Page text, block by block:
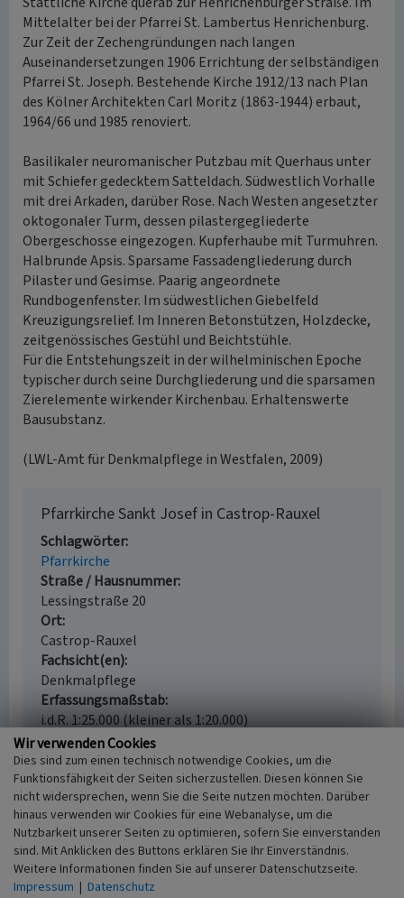
Mittelalter bei der Pfarrei St. Lambertus Henrichenburg.
Zur Zeit der Zechengründungen nach langen
Auseinandersetzungen 1906 Errichtung der selbständigen
Pfarrei St. Joseph. Bestehende Kirche 1912/13 nach Plan
des Kölner Architekten Carl Moritz (1863-1944) erbaut,
1964/66 und 1985 renoviert.
Basilikaler neuromanischer Putzbau mit Querhaus unter
mit Schiefer gedecktem Satteldach. Südwestlich Vorhalle
mit drei Arkaden, darüber Rose. Nach Westen angesetzter
oktogonaler Turm, dessen pilastergegliederte
Obergeschosse eingezogen. Kupferhaube mit Turmuhren.
Halbrunde Apsis. Sparsame Fassadengliederung durch
Pilaster und Gesimse. Paarig angeordnete
Rundbogenfenster. Im südwestlichen Giebelfeld
Kreuzigungsrelief. Im Inneren Betonstützen, Holzdecke,
zeitgenössisches Gestühl und Beichtstühle.
Für die Entstehungszeit in der wilhelminischen Epoche
typischer durch seine Durchgliederung und die sparsamen
Zierelemente wirkender Kirchenbau. Erhaltenswerte
Bausubstanz.
(LWL-Amt für Denkmalpflege in Westfalen, 2009)
Pfarrkirche Sankt Josef in Castrop-Rauxel
Schlagwörter
Pfarrkirche
Straße / Hausnummer
Lessingstraße 20
Ort
Castrop-Rauxel
Fachsicht(en)
Denkmalpflege
Erfassungsmaßstab
i.d.R. 1:25.000 (kleiner als 1:20.000)
Erfassungsmethode
keine Angabe
Historischer Zeitraum
Beginn 1912
Empfohlene Zitierweise
Wir verwenden Cookies
Dies sind zum einen technisch notwendige Cookies, um die
Funktionsfähigkeit der Seiten sicherzustellen. Diesen können Sie
nicht widersprechen, wenn Sie die Seite nutzen möchten. Darüber
hinaus verwenden wir Cookies für eine Webanalyse, um die
Nutzbarkeit unserer Seiten zu optimieren, sofern Sie einverstanden
sind. Mit Anklicken des Buttons erklären Sie Ihr Einverständnis.
Weitere Informationen finden Sie auf unserer Datenschutzseite.
Impressum | Datenschutz